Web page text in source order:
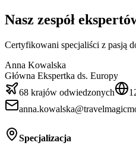
Nasz zespół
Certyfikowani specjaliści z pasją
Anna Kowalska
Główna Ekspertka ds. Europy
68 krajów odwiedzonych
Specjalizacja